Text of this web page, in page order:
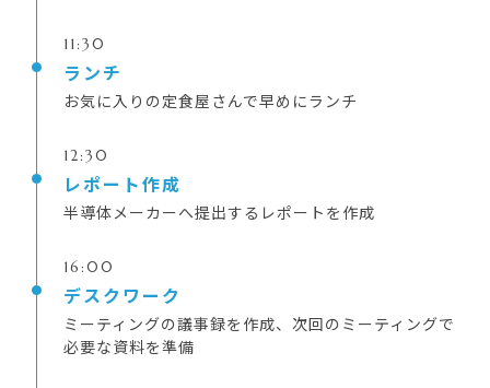
11:30
ランチ
お気に入りの定食屋さんで早めにランチ
12:30
レポート作成
半導体メーカーへ提出するレポートを作成
16:00
デスクワーク
ミーティングの議事録を作成、次回のミーティングで
必要な資料を準備